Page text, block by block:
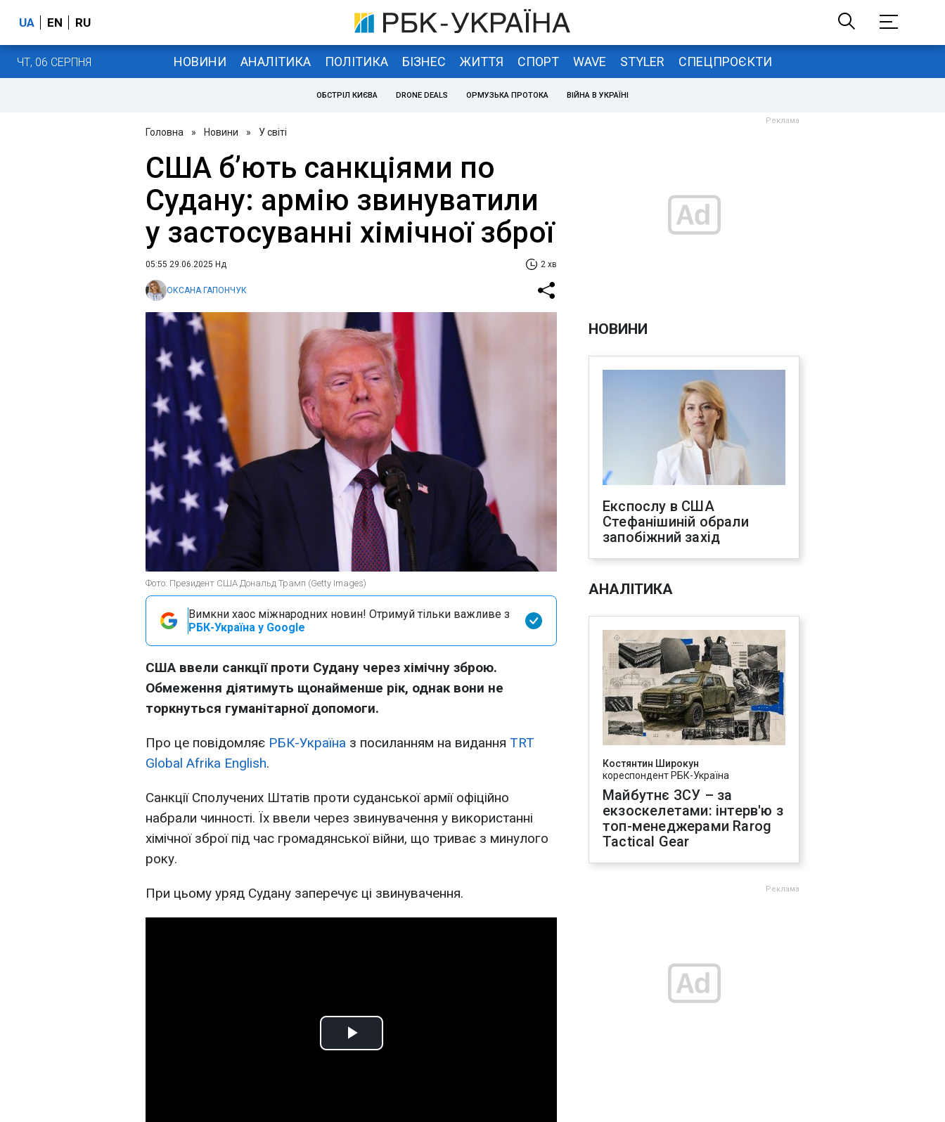
UA EN RU
ЧТ, 06 СЕРПНЯ НОВИНИ АНАЛІТИКА ПОЛІТИКА БІЗНЕС ЖИТТЯ СПОРТ WAVE STYLER СПЕЦПРОЄКТИ
ОБСТРІЛ КИЄВА DRONE DEALS ОРМУЗЬКА ПРОТОКА ВІЙНА В УКРАЇНІ
Головна » Новини » У світі
США б’ють санкціями по
Судану: армію звинуватили
у застосуванні хімічної зброї
05:55 29.06.2025 Нд 2 хв
ОКСАНА ГАПОНЧУК
Фото: Президент США Дональд Трамп (Getty Images)
Вимкни хаос міжнародних новин! Отримуй тільки важливе з
РБК-Україна у Google
США ввели санкції проти Судану через хімічну зброю.
Обмеження діятимуть щонайменше рік, однак вони не
торкнуться гуманітарної допомоги.
Про це повідомляє РБК-Україна з посиланням на видання TRT
Global Afrika English.
Санкції Сполучених Штатів проти суданської армії офіційно
набрали чинності. Їх ввели через звинувачення у використанні
хімічної зброї під час громадянської війни, що триває з минулого
року.
При цьому уряд Судану заперечує ці звинувачення.
Play
НОВИНИ
Експослу в США
Стефанішиній обрали
запобіжний захід
АНАЛІТИКА
Костянтин Широкун
кореспондент РБК-Україна
Майбутнє ЗСУ – за
екзоскелетами: інтерв'ю з
топ-менеджерами Rarog
Tactical Gear